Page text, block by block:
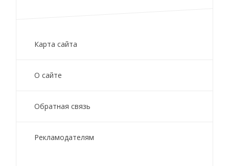
Карта сайта
О сайте
Обратная связь
Рекламодателям